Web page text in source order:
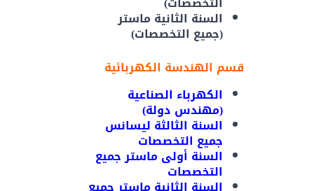
السنة الثانية ماستر
(جميع التخصصات)
قسم الهندسة الكهربائية
الكهرباء الصناعية
(مهندس دولة)
السنة الثالثة ليسانس
جميع التخصصات
السنة أولى ماستر جميع